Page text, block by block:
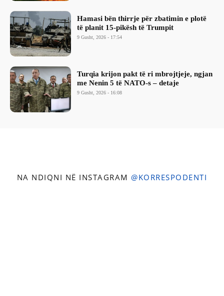
Hamasi bën thirrje për zbatimin e plotë
të planit 15-pikësh të Trumpit
9 Gusht, 2026 - 17:54
Turqia krijon pakt të ri mbrojtjeje, ngjan
me Nenin 5 të NATO-s – detaje
9 Gusht, 2026 - 16:08
NA NDIQNI NË INSTAGRAM @KORRESPODENTI